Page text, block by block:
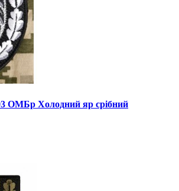
ОМБр Холодний яр срібний